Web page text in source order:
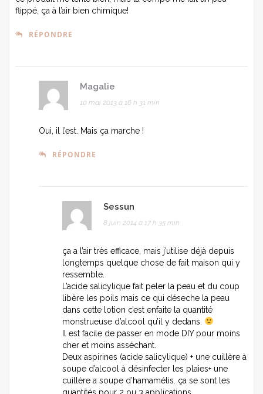
flippé, ça à l’air bien chimique!
RÉPONDRE
Magalie
10 mai 2013 à 16 h 31 min
Oui, il l’est. Mais ça marche !
RÉPONDRE
Sessun
8 juin 2014 à 17 h 35 min
ça a l’air très efficace, mais j’utilise déjà depuis
longtemps quelque chose de fait maison qui y
ressemble.
L’acide salicylique fait peler la peau et du coup
libère les poils mais ce qui déseche la peau
dans cette lotion c’est enfaite la quantité
monstrueuse d’alcool qu’il y dedans.
Il est facile de passer en mode DIY pour moins
cher et moins asséchant.
Deux aspirines (acide salicylique) + une cuillère à
soupe d’alcool à désinfecter les plaies+ une
cuillère a soupe d’hamamélis. ça se sont les
quantités pour 2 ou 3 applications.